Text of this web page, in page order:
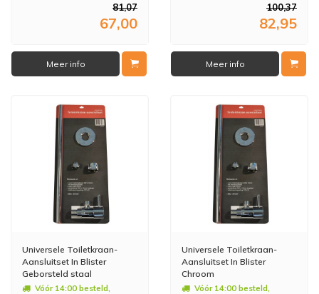
81,07
67,00
Meer info
100,37
82,95
Meer info
Universele Toiletkraan-
Aansluitset In Blister
Geborsteld staal
Vóór 14:00 besteld,
Universele Toiletkraan-
Aansluitset In Blister
Chroom
Vóór 14:00 besteld,